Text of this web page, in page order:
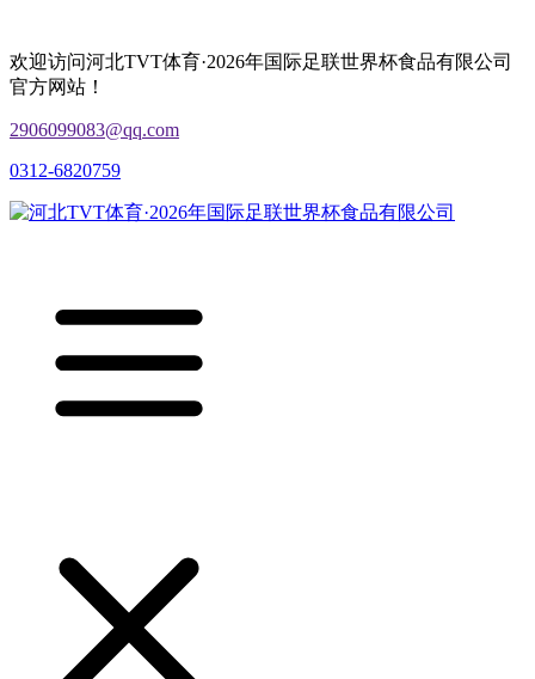
欢迎访问河北TVT体育·2026年国际足联世界杯食品有限公司
官方网站！
2906099083@qq.com
0312-6820759